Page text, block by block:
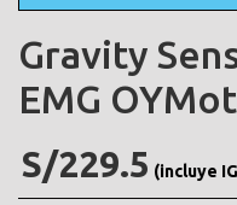
Gravity
EMG
S/229.5 (incluye